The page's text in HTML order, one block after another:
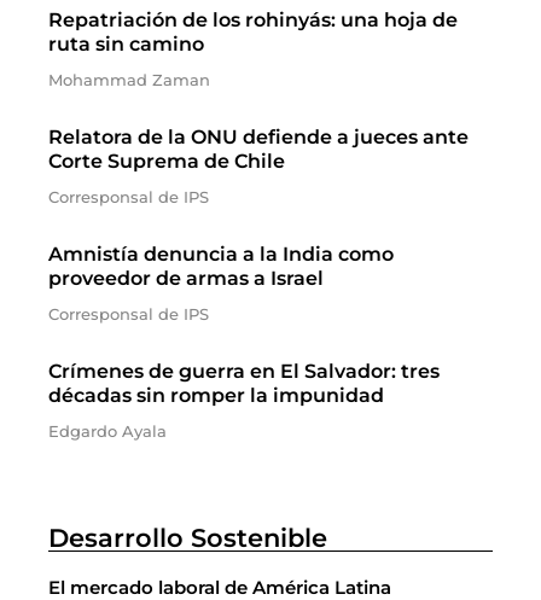
Repatriación de los rohinyás: una hoja de
ruta sin camino
Mohammad Zaman
Relatora de la ONU defiende a jueces ante
Corte Suprema de Chile
Corresponsal de IPS
Amnistía denuncia a la India como
proveedor de armas a Israel
Corresponsal de IPS
Crímenes de guerra en El Salvador: tres
décadas sin romper la impunidad
Edgardo Ayala
Desarrollo Sostenible
El mercado laboral de América Latina